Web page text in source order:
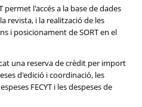
permet l'accés a la base de dades
revista, i la realització de les
i posicionament de SORT en el
una reserva de crèdit per import
d'edició i coordinació, les
FECYT i les despeses de